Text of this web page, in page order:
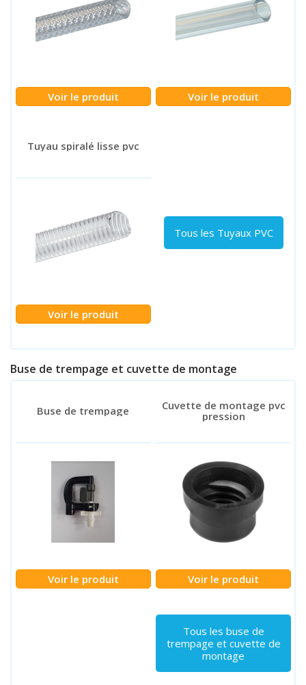
Voir le produit Voir le produit
Tuyau spiralé lisse pvc
Voir le produit
Tous les Tuyaux PVC
Buse de trempage et cuvette de montage
Buse de trempage
Voir le produit
Cuvette de montage pvc
pression
Voir le produit
Tous les buse de
trempage et cuvette de
montage